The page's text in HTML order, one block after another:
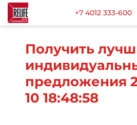
+7 4012 333-600
Получить
предложения
10 18:48:58